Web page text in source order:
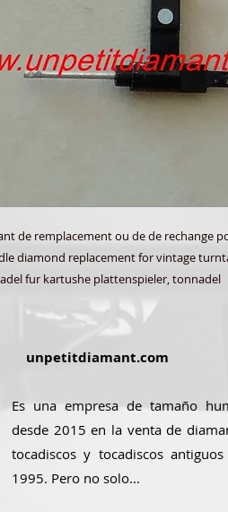
de remplacement ou de de rechange
diamond replacement for vintage
fur kartushe plattenspieler, tonnadel
unpetitdiamant.com
Es una empresa de tamaño
desde 2015 en la venta de
tocadiscos y tocadiscos
1995. Pero no solo...